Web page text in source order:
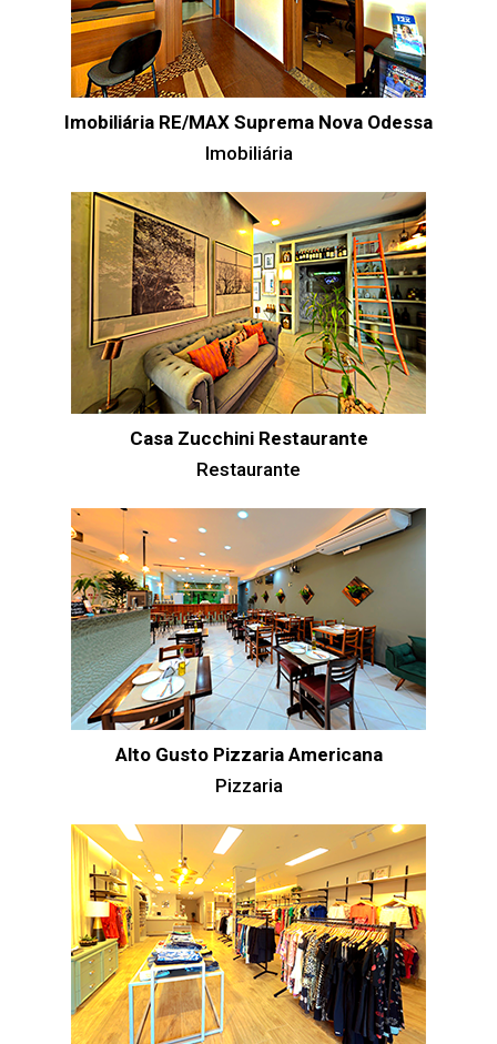
Imobiliária RE/MAX Suprema Nova Odessa
Imobiliária
Casa Zucchini Restaurante
Restaurante
Alto Gusto Pizzaria Americana
Pizzaria